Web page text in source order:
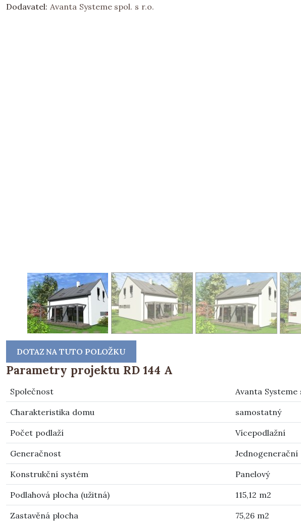
Dodavatel: Avanta Systeme spol. s r.o.
DOTAZ NA TUTO POLOŽKU
Parametry projektu RD 144 A
Společnost Avanta Systeme
Charakteristika domu samostatný
Počet podlaží Vícepodlažní
Generačnost Jednogenerační
Konstrukční systém Panelový
Podlahová plocha (užitná) 115,12 m2
Zastavěná plocha 75,26 m2